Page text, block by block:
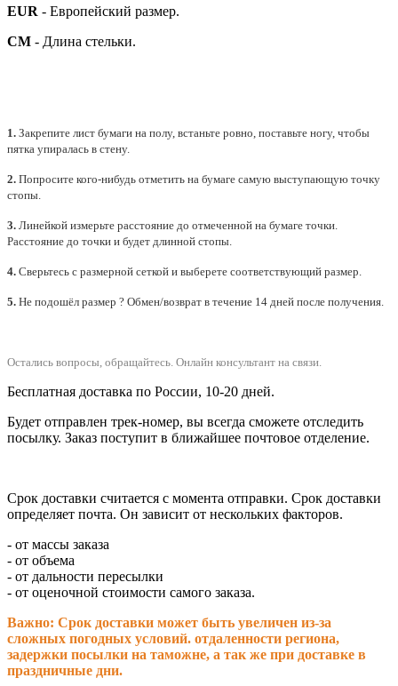
EUR - Европейский размер.
СМ - Длина стельки.
1. Закрепите лист бумаги на полу, встаньте ровно, поставьте ногу, чтобы
пятка упиралась в стену.
2. Попросите кого-нибудь отметить на бумаге самую выступающую точку
стопы.
3. Линейкой измерьте расстояние до отмеченной на бумаге точки.
Расстояние до точки и будет длинной стопы.
4. Сверьтесь с размерной сеткой и выберете соответствующий размер.
5. Не подошёл размер ? Обмен/возврат в течение 14 дней после получения.
Остались вопросы, обращайтесь. Онлайн консультант на связи.
Бесплатная доставка по России, 10-20 дней.
Будет отправлен трек-номер, вы всегда сможете отследить
посылку. Заказ поступит в ближайшее почтовое отделение.
Срок доставки считается с момента отправки. Срок доставки
определяет почта. Он зависит от нескольких факторов.
- от массы заказа
- от объема
- от дальности пересылки
- от оценочной стоимости самого заказа.
Важно: Срок доставки может быть увеличен из-за
сложных погодных условий. отдаленности региона,
задержки посылки на таможне, а так же при доставке в
праздничные дни.